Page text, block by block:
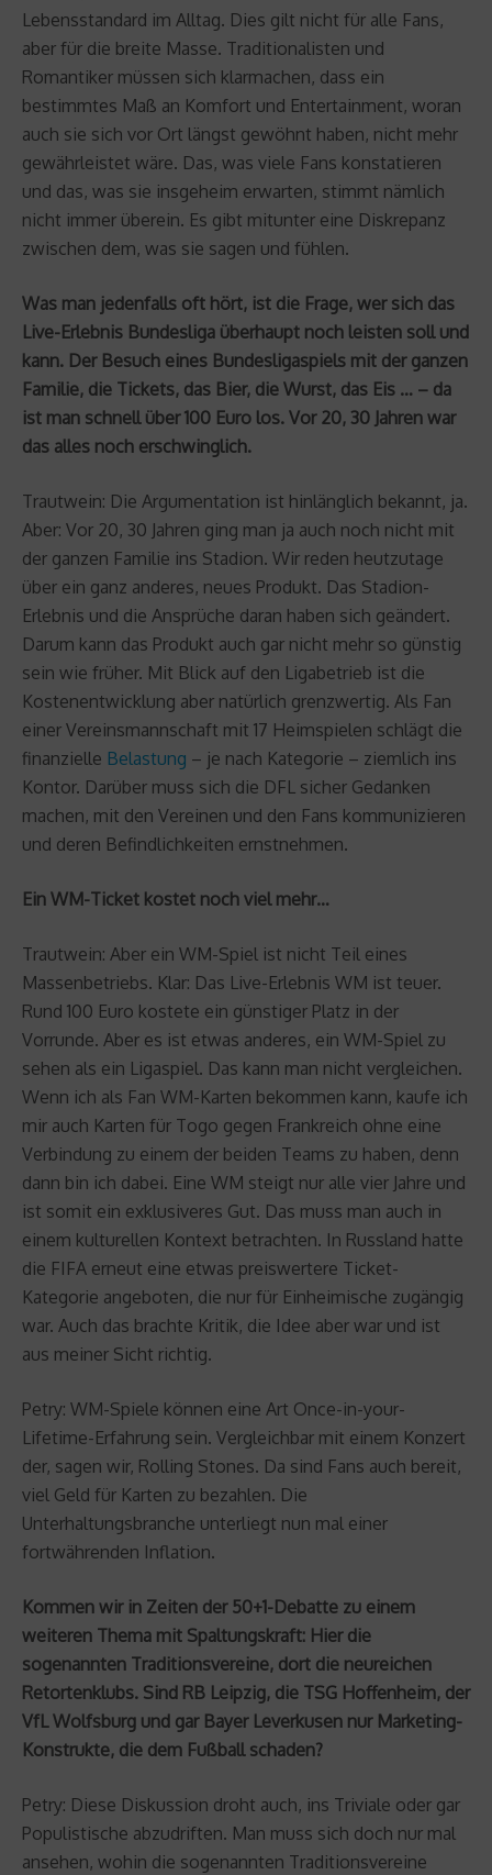
Lebensstandard im Alltag. Dies gilt nicht für alle Fans,
aber für die breite Masse. Traditionalisten und
Romantiker müssen sich klarmachen, dass ein
bestimmtes Maß an Komfort und Entertainment, woran
auch sie sich vor Ort längst gewöhnt haben, nicht mehr
gewährleistet wäre. Das, was viele Fans konstatieren
und das, was sie insgeheim erwarten, stimmt nämlich
nicht immer überein. Es gibt mitunter eine Diskrepanz
zwischen dem, was sie sagen und fühlen.
Was man jedenfalls oft hört, ist die Frage, wer sich das
Live-Erlebnis Bundesliga überhaupt noch leisten soll und
kann. Der Besuch eines Bundesligaspiels mit der ganzen
Familie, die Tickets, das Bier, die Wurst, das Eis … – da
ist man schnell über 100 Euro los. Vor 20, 30 Jahren war
das alles noch erschwinglich.
Trautwein: Die Argumentation ist hinlänglich bekannt, ja.
Aber: Vor 20, 30 Jahren ging man ja auch noch nicht mit
der ganzen Familie ins Stadion. Wir reden heutzutage
über ein ganz anderes, neues Produkt. Das Stadion-
Erlebnis und die Ansprüche daran haben sich geändert.
Darum kann das Produkt auch gar nicht mehr so günstig
sein wie früher. Mit Blick auf den Ligabetrieb ist die
Kostenentwicklung aber natürlich grenzwertig. Als Fan
einer Vereinsmannschaft mit 17 Heimspielen schlägt die
finanzielle Belastung – je nach Kategorie – ziemlich ins
Kontor. Darüber muss sich die DFL sicher Gedanken
machen, mit den Vereinen und den Fans kommunizieren
und deren Befindlichkeiten ernstnehmen.
Ein WM-Ticket kostet noch viel mehr…
Trautwein: Aber ein WM-Spiel ist nicht Teil eines
Massenbetriebs. Klar: Das Live-Erlebnis WM ist teuer.
Rund 100 Euro kostete ein günstiger Platz in der
Vorrunde. Aber es ist etwas anderes, ein WM-Spiel zu
sehen als ein Ligaspiel. Das kann man nicht vergleichen.
Wenn ich als Fan WM-Karten bekommen kann, kaufe ich
mir auch Karten für Togo gegen Frankreich ohne eine
Verbindung zu einem der beiden Teams zu haben, denn
dann bin ich dabei. Eine WM steigt nur alle vier Jahre und
ist somit ein exklusiveres Gut. Das muss man auch in
einem kulturellen Kontext betrachten. In Russland hatte
die FIFA erneut eine etwas preiswertere Ticket-
Kategorie angeboten, die nur für Einheimische zugängig
war. Auch das brachte Kritik, die Idee aber war und ist
aus meiner Sicht richtig.
Petry: WM-Spiele können eine Art Once-in-your-
Lifetime-Erfahrung sein. Vergleichbar mit einem Konzert
der, sagen wir, Rolling Stones. Da sind Fans auch bereit,
viel Geld für Karten zu bezahlen. Die
Unterhaltungsbranche unterliegt nun mal einer
fortwährenden Inflation.
Kommen wir in Zeiten der 50+1-Debatte zu einem
weiteren Thema mit Spaltungskraft: Hier die
sogenannten Traditionsvereine, dort die neureichen
Retortenklubs. Sind RB Leipzig, die TSG Hoffenheim, der
VfL Wolfsburg und gar Bayer Leverkusen nur Marketing-
Konstrukte, die dem Fußball schaden?
Petry: Diese Diskussion droht auch, ins Triviale oder gar
Populistische abzudriften. Man muss sich doch nur mal
ansehen, wohin die sogenannten Traditionsvereine